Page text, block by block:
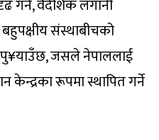
गर्न, वैदेशिक लगानी
बहुपक्षीय संस्थाबीचको
पु¥याउँछ, जसले नेपाललाई
रूपमा स्थापित गर्ने